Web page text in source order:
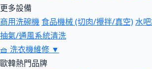
更多設備
商用洗碗機 食品機械 (切肉/攪拌/真空)水
抽氣/通風系統清洗
🧺 洗衣機維修 ▼
歐韓熱門品牌